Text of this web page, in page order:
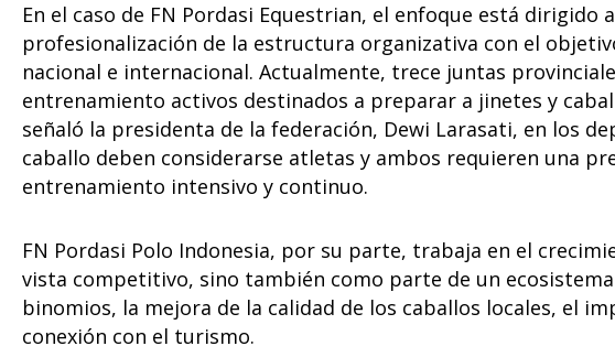
En el caso de FN Pordasi Equestrian, el enfoque está dirigido
profesionalización de la estructura organizativa con el
nacional e internacional. Actualmente, trece juntas
entrenamiento activos destinados a preparar a jinetes y
señaló la presidenta de la federación, Dewi Larasati, en los
caballo deben considerarse atletas y ambos requieren una
entrenamiento intensivo y continuo.
FN Pordasi Polo Indonesia, por su parte, trabaja en el
vista competitivo, sino también como parte de un
binomios, la mejora de la calidad de los caballos locales, el
conexión con el turismo.